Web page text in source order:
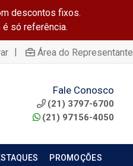
descontos fixos.
é só referência.
| Área do Representante
Fale Conosco
(21) 3797-6700
(21) 97156-4050
PROMOÇÕES